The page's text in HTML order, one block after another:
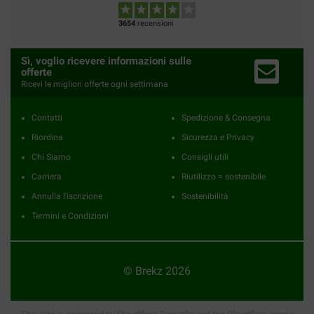
3654 recensioni
Sì, voglio ricevere informazioni sulle
offerte
Ricevi le migliori offerte ogni settimana
Contatti
Riordina
Chi Siamo
Carriera
Annulla l'iscrizione
Termini e Condizioni
Spedizione & Consegna
Sicurezza e Privacy
Consigli utili
Riutilizzo = sostenibile
Sostenibilità
© Brekz 2026